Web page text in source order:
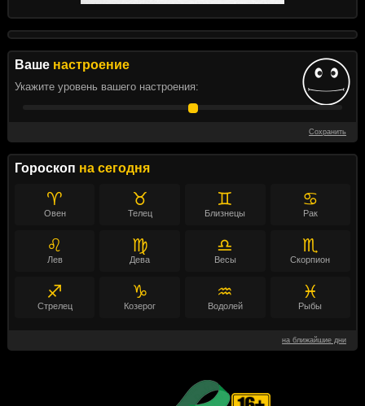
Ваше настроение
Укажите уровень вашего настроения:
Сохранить
Гороскоп на сегодня
♈
Овен
♉
Телец
♊
Близнецы
♋
Рак
♌
Лев
♍
Дева
♎
Весы
♏
Скорпион
♐
Стрелец
♑
Козерог
♒
Водолей
♓
Рыбы
на ближайшие дни